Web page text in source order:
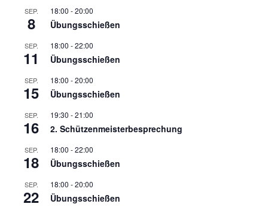
SEP.
8
18:00 -20:00
Übungsschießen
SEP.
11
18:00 -22:00
Übungsschießen
SEP.
15
18:00 -20:00
Übungsschießen
SEP.
16
19:30 -21:00
2. Schützenmeisterbesprechung
SEP.
18
18:00 -22:00
Übungsschießen
SEP.
22
18:00 -20:00
Übungsschießen